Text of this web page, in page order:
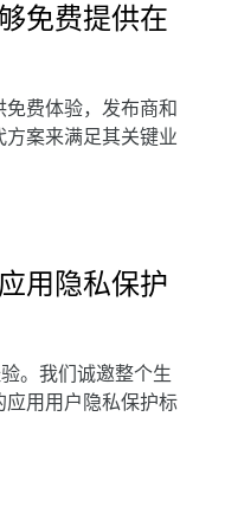
免费提供在
费体验，发布商和
案来满足其关键业
用隐私保护
。我们诚邀整个生
用用户隐私保护标